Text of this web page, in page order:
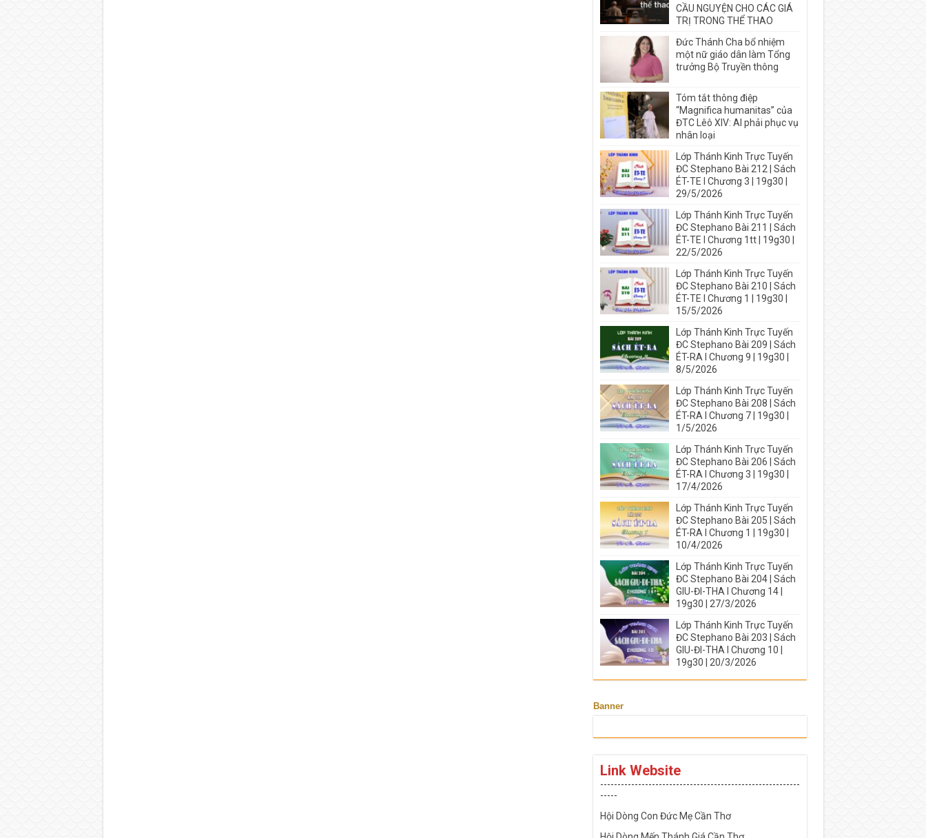
CẦU NGUYỆN CHO CÁC GIÁ
TRỊ TRONG THỂ THAO
Đức Thánh Cha bổ nhiệm
một nữ giáo dân làm Tổng
trưởng Bộ Truyền thông
Tóm tắt thông điệp
“Magnifica humanitas” của
ĐTC Lêô XIV: AI phải phục vụ
nhân loại
Lớp Thánh Kinh Trực Tuyến
ĐC Stephano Bài 212 | Sách
ÉT-TE I Chương 3 | 19g30 |
29/5/2026
Lớp Thánh Kinh Trực Tuyến
ĐC Stephano Bài 211 | Sách
ÉT-TE I Chương 1tt | 19g30 |
22/5/2026
Lớp Thánh Kinh Trực Tuyến
ĐC Stephano Bài 210 | Sách
ÉT-TE I Chương 1 | 19g30 |
15/5/2026
Lớp Thánh Kinh Trực Tuyến
ĐC Stephano Bài 209 | Sách
ÉT-RA I Chương 9 | 19g30 |
8/5/2026
Lớp Thánh Kinh Trực Tuyến
ĐC Stephano Bài 208 | Sách
ÉT-RA I Chương 7 | 19g30 |
1/5/2026
Lớp Thánh Kinh Trực Tuyến
ĐC Stephano Bài 206 | Sách
ÉT-RA I Chương 3 | 19g30 |
17/4/2026
Lớp Thánh Kinh Trực Tuyến
ĐC Stephano Bài 205 | Sách
ÉT-RA I Chương 1 | 19g30 |
10/4/2026
Lớp Thánh Kinh Trực Tuyến
ĐC Stephano Bài 204 | Sách
GIU-ĐI-THA I Chương 14 |
19g30 | 27/3/2026
Lớp Thánh Kinh Trực Tuyến
ĐC Stephano Bài 203 | Sách
GIU-ĐI-THA I Chương 10 |
19g30 | 20/3/2026
Banner
Link Website
----------------------------------------------------------
-----
Hội Dòng Con Đức Mẹ Cần Thơ